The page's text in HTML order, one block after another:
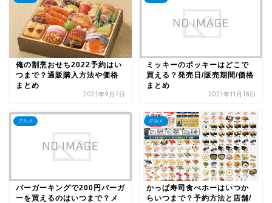
俺の割烹おせち2022予約はい
つまで？通販購入方法や価格
まとめ
2021年9月7日
ミッキーのポッキーはどこで
買える？発売日/販売期間/価格
まとめ
2021年11月18日
グルメ
バーガーキングで200円バーガ
ーを買えるのはいつまで？メ
グルメ
かっぱ寿司食べホーはいつか
らいつまで？予約方法と店舗/